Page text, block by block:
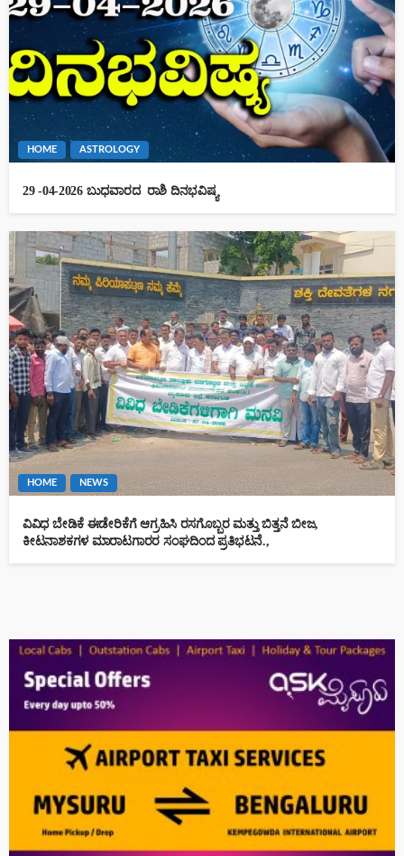
HOME ASTROLOGY
29 -04-2026 ಬುಧವಾರದ ರಾಶಿ ದಿನಭವಿಷ್ಯ
HOME NEWS
ವಿವಿಧ ಬೇಡಿಕೆ ಈಡೇರಿಕೆಗೆ ಆಗ್ರಹಿಸಿ ರಸಗೊಬ್ಬರ ಮತ್ತು ಬಿತ್ತನೆ ಬೀಜ,
ಕೀಟನಾಶಕಗಳ ಮಾರಾಟಗಾರರ ಸಂಘದಿಂದ ಪ್ರತಿಭಟನೆ.,